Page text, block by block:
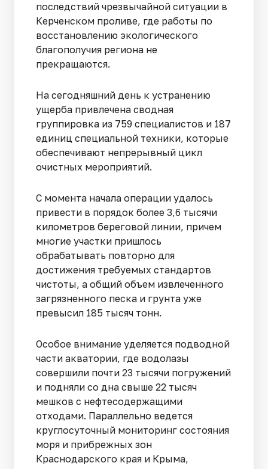
последствий чрезвычайной ситуации в
Керченском проливе, где работы по
восстановлению экологического
благополучия региона не
прекращаются.
На сегодняшний день к устранению
ущерба привлечена сводная
группировка из 759 специалистов и 187
единиц специальной техники, которые
обеспечивают непрерывный цикл
очистных мероприятий.
С момента начала операции удалось
привести в порядок более 3,6 тысячи
километров береговой линии, причем
многие участки пришлось
обрабатывать повторно для
достижения требуемых стандартов
чистоты, а общий объем извлеченного
загрязненного песка и грунта уже
превысил 185 тысяч тонн.
Особое внимание уделяется подводной
части акватории, где водолазы
совершили почти 23 тысячи погружений
и подняли со дна свыше 22 тысяч
мешков с нефтесодержащими
отходами. Параллельно ведется
круглосуточный мониторинг состояния
моря и прибрежных зон
Краснодарского края и Крыма,